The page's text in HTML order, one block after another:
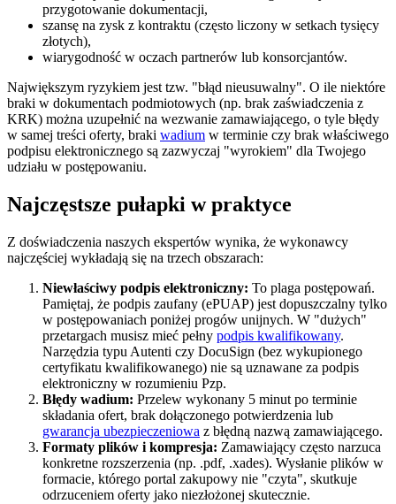
przygotowanie dokumentacji,
szansę na zysk z kontraktu (często liczony w setkach tysięcy
złotych),
wiarygodność w oczach partnerów lub konsorcjantów.
Największym ryzykiem jest tzw. "błąd nieusuwalny". O ile niektóre
braki w dokumentach podmiotowych (np. brak zaświadczenia z
KRK) można uzupełnić na wezwanie zamawiającego, o tyle błędy
w samej treści oferty, braki wadium w terminie czy brak właściwego
podpisu elektronicznego są zazwyczaj "wyrokiem" dla Twojego
udziału w postępowaniu.
Najczęstsze pułapki w praktyce
Z doświadczenia naszych ekspertów wynika, że wykonawcy
najczęściej wykładają się na trzech obszarach:
Niewłaściwy podpis elektroniczny: To plaga postępowań.
Pamiętaj, że podpis zaufany (ePUAP) jest dopuszczalny tylko
w postępowaniach poniżej progów unijnych. W "dużych"
przetargach musisz mieć pełny podpis kwalifikowany.
Narzędzia typu Autenti czy DocuSign (bez wykupionego
certyfikatu kwalifikowanego) nie są uznawane za podpis
elektroniczny w rozumieniu Pzp.
Błędy wadium: Przelew wykonany 5 minut po terminie
składania ofert, brak dołączonego potwierdzenia lub
gwarancja ubezpieczeniowa z błędną nazwą zamawiającego.
Formaty plików i kompresja: Zamawiający często narzuca
konkretne rozszerzenia (np. .pdf, .xades). Wysłanie plików w
formacie, którego portal zakupowy nie "czyta", skutkuje
odrzuceniem oferty jako niezłożonej skutecznie.